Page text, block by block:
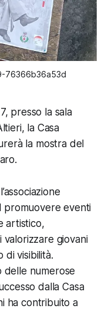
76366b36a53d
presso la sala
la Casa
la mostra del
promuovere eventi
artistico,
valorizzare giovani
di visibilità.
delle numerose
dalla Casa
ha contribuito a